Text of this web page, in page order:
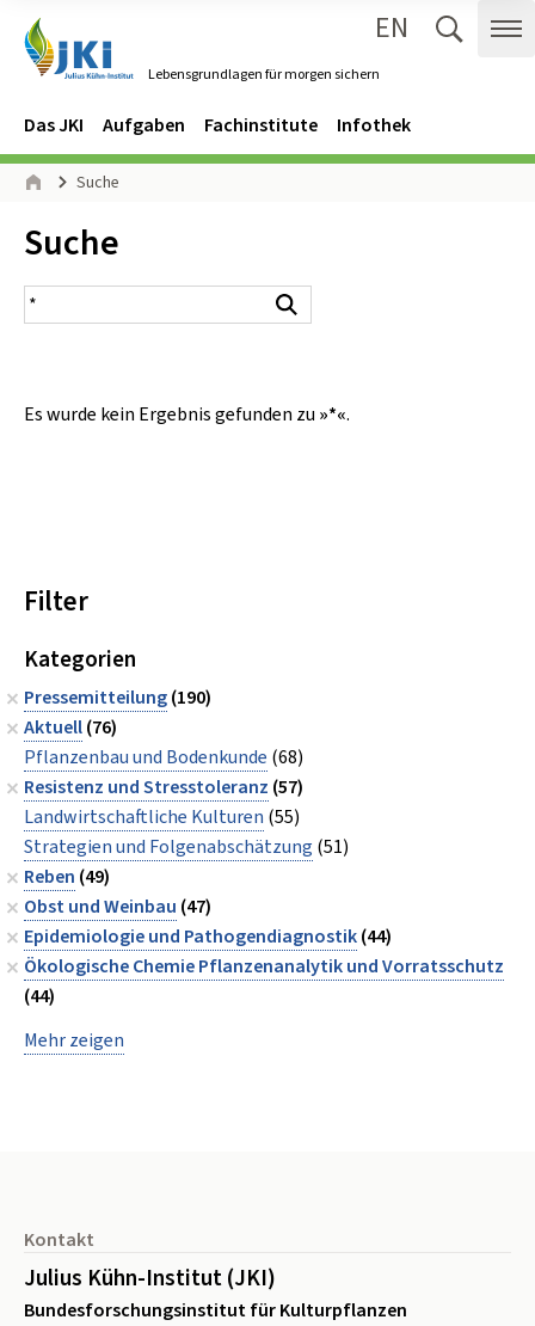
Lebensgrundlagen für morgen sichern
EN
Navigation
Hauptmenü
Das JKI Aufgaben Fachinstitute Infothek
Seitenpfad
Suche
Inhalt:
Suche
Suchergebnis
Es wurde kein Ergebnis gefunden zu »*«.
Filter
Kategorien
Pressemitteilung(190)
Aktuell(76)
Pflanzenbau und Bodenkunde (68)
Resistenz und Stresstoleranz (57)
Landwirtschaftliche Kulturen (55)
Strategien und Folgenabschätzung (51)
Reben (49)
Obst und Weinbau (47)
Epidemiologie und Pathogendiagnostik(44)
Ökologische Chemie Pflanzenanalytik und Vorratsschutz
(44)
Mehr zeigen
Kontakt
Julius Kühn-Institut (JKI)
Bundesforschungsinstitut für Kulturpflanzen